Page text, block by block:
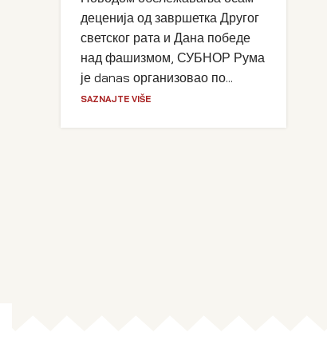
деценија од завршетка Другог
светског рата и Дана победе
над фашизмом, СУБНОР Рума
је danas организовао по...
SAZNAJTE VIŠE